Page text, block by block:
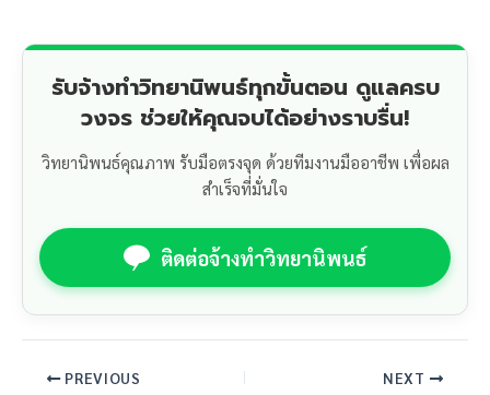
รับจ้างทำวิทยานิพนธ์ทุกขั้นตอน ดูแลครบ
วงจร ช่วยให้คุณจบได้อย่างราบรื่น!
วิทยานิพนธ์คุณภาพ รับมือตรงจุด ด้วยทีมงานมืออาชีพ เพื่อผล
สำเร็จที่มั่นใจ
ติดต่อจ้างทำวิทยานิพนธ์
PREVIOUS NEXT